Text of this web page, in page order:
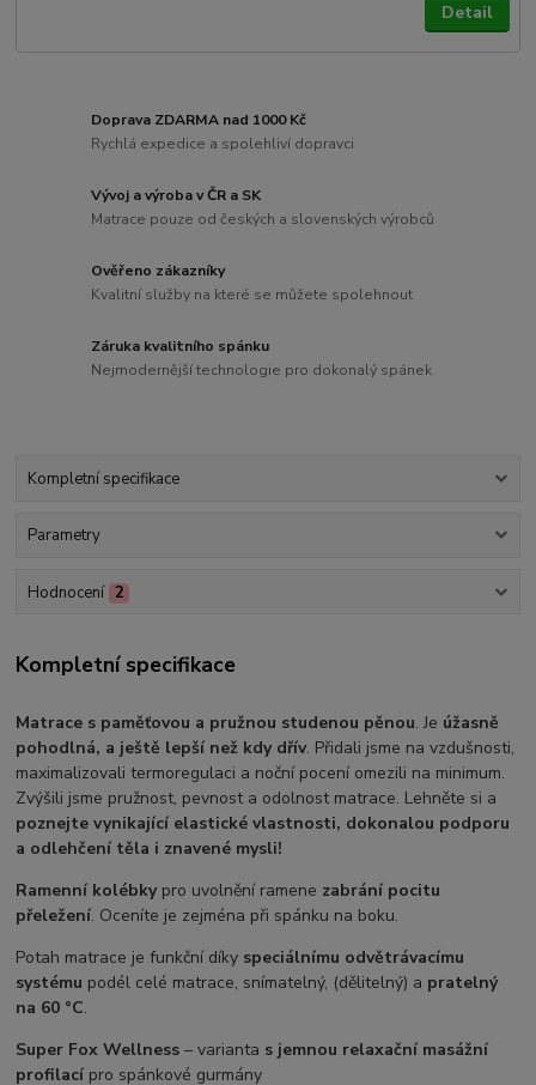
Detail
Doprava ZDARMA nad 1000 Kč
Rychlá expedice a spolehliví dopravci
Vývoj a výroba v ČR a SK
Matrace pouze od českých a slovenských výrobců
Ověřeno zákazníky
Kvalitní služby na které se můžete spolehnout
Záruka kvalitního spánku
Nejmodernější technologie pro dokonalý spánek
Kompletní specifikace
Parametry
Hodnocení 2
Kompletní specifikace
Matrace s paměťovou a pružnou studenou pěnou. Je úžasně
pohodlná, a ještě lepší než kdy dřív. Přidali jsme na vzdušnosti,
maximalizovali termoregulaci a noční pocení omezili na minimum.
Zvýšili jsme pružnost, pevnost a odolnost matrace. Lehněte si a
poznejte vynikající elastické vlastnosti, dokonalou podporu
a odlehčení těla i znavené mysli!
Ramenní kolébkypro uvolnění ramene zabrání pocitu
přeležení. Oceníte je zejména při spánku na boku.
Potah matrace je funkční díky speciálnímu odvětrávacímu
systému podél celé matrace, snímatelný, (dělitelný) a pratelný
na 60 °C.
Super Fox Wellness – varianta s jemnou relaxační masážní
profilací pro spánkové gurmány